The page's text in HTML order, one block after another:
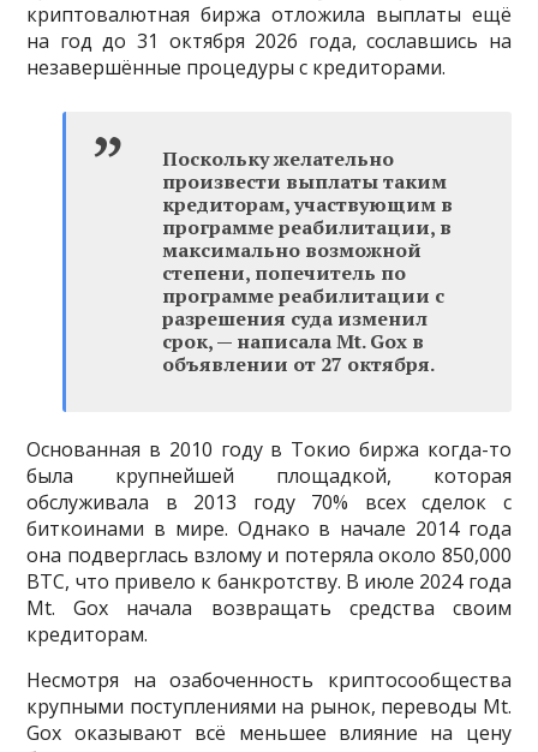
криптовалютная биржа отложила выплаты ещё
на год до 31 октября 2026 года, сославшись на
незавершённые процедуры с кредиторами.
Поскольку желательно
произвести выплаты таким
кредиторам, участвующим в
программе реабилитации, в
максимально возможной
степени, попечитель по
программе реабилитации с
разрешения суда изменил
срок, — написала Mt. Gox в
объявлении от 27 октября.
Основанная в 2010 году в Токио биржа когда-то
была крупнейшей площадкой, которая
обслуживала в 2013 году 70% всех сделок с
биткоинами в мире. Однако в начале 2014 года
она подверглась взлому и потеряла около 850,000
BTC, что привело к банкротству. В июле 2024 года
Mt. Gox начала возвращать средства своим
кредиторам.
Несмотря на озабоченность криптосообщества
крупными поступлениями на рынок, переводы Mt.
Gox оказывают всё меньшее влияние на цену